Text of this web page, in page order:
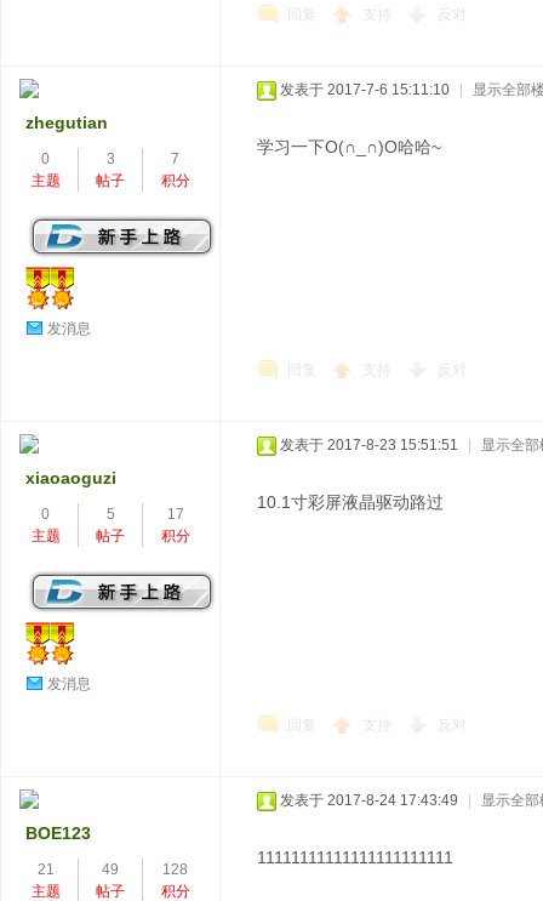
回复 支持 反对
zhegutian
0
主题
3
帖子
7
积分
发消息
发表于 2017-7-6 15:11:10 显示全部
学习一下O(∩_∩)O哈哈~
回复 支持 反对
xiaoaoguzi
0
主题
5
帖子
17
积分
发消息
发表于 2017-8-23 15:51:51 显示全部
10.1寸彩屏液晶驱动路过
回复 支持 反对
BOE123
21
主题
49
帖子
128
积分
发表于 2017-8-24 17:43:49 显示全部
11111111111111111111111